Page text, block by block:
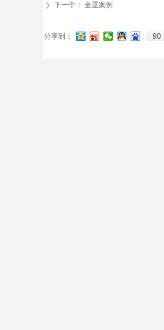
ꄲ 下一个： 全屋案例
分享到： 90